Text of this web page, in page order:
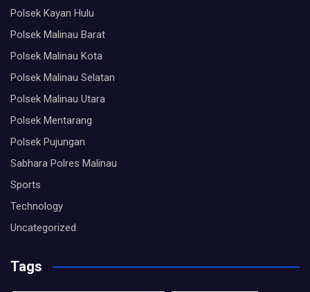
Polsek Kayan Hulu
Polsek Malinau Barat
Polsek Malinau Kota
Polsek Malinau Selatan
Polsek Malinau Utara
Polsek Mentarang
Polsek Pujungan
Sabhara Polres Malinau
Sports
Technology
Uncategorized
Tags